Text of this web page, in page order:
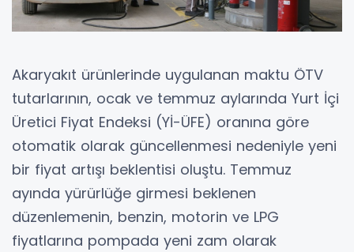
Akaryakıt ürünlerinde uygulanan maktu ÖTV
tutarlarının, ocak ve temmuz aylarında Yurt İçi
Üretici Fiyat Endeksi (Yİ-ÜFE) oranına göre
otomatik olarak güncellenmesi nedeniyle yeni
bir fiyat artışı beklentisi oluştu. Temmuz
ayında yürürlüğe girmesi beklenen
düzenlemenin, benzin, motorin ve LPG
fiyatlarına pompada yeni zam olarak